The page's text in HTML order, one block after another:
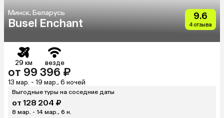
Минск, Беларусь
Busel Enchant
9.6
4 отзыва
29 км везде
от 99 396 ₽
13 мар. - 19 мар., 6 ночей
Выгодные туры на соседние даты
от 128 204 ₽
8 мар. - 14 мар., 6 н.